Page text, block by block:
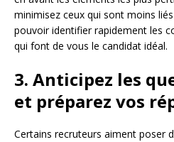
minimisez ceux qui sont moins
pouvoir identifier rapidement les
qui font de vous le candidat idéal.
3. Anticipez les
et préparez vos
Certains recruteurs aiment poser